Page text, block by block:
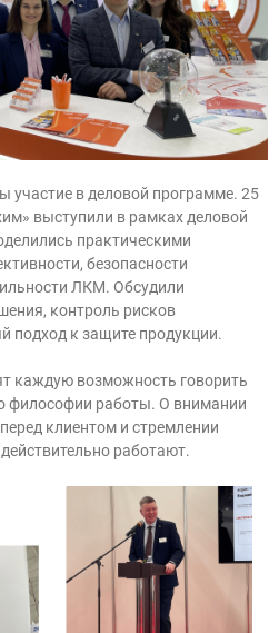
участие в деловой программе. 25
выступили в рамках деловой
практическими
безопасности
ЛКМ. Обсудили
контроль рисков
подход к защите продукции.
каждую возможность говорить
философии работы. О внимании
клиентом и стремлении
работают.